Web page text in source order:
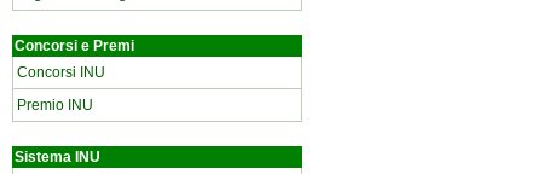
Concorsi e Premi
Concorsi INU
Premio INU
Sistema INU